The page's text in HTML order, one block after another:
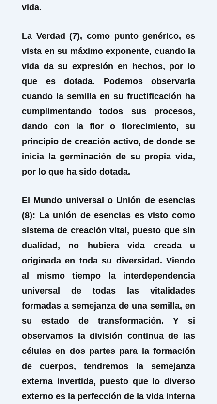
vida.
La Verdad (7), como punto genérico, es
vista en su máximo exponente, cuando la
vida da su expresión en hechos, por lo
que es dotada. Podemos observarla
cuando la semilla en su fructificación ha
cumplimentando todos sus procesos,
dando con la flor o florecimiento, su
principio de creación activo, de donde se
inicia la germinación de su propia vida,
por lo que ha sido dotada.
El Mundo universal o Unión de esencias
(8): La unión de esencias es visto como
sistema de creación vital, puesto que sin
dualidad, no hubiera vida creada u
originada en toda su diversidad. Viendo
al mismo tiempo la interdependencia
universal de todas las vitalidades
formadas a semejanza de una semilla, en
su estado de transformación. Y si
observamos la división continua de las
células en dos partes para la formación
de cuerpos, tendremos la semejanza
externa invertida, puesto que lo diverso
externo es la perfección de la vida interna